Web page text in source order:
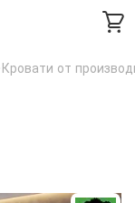
Кровати от